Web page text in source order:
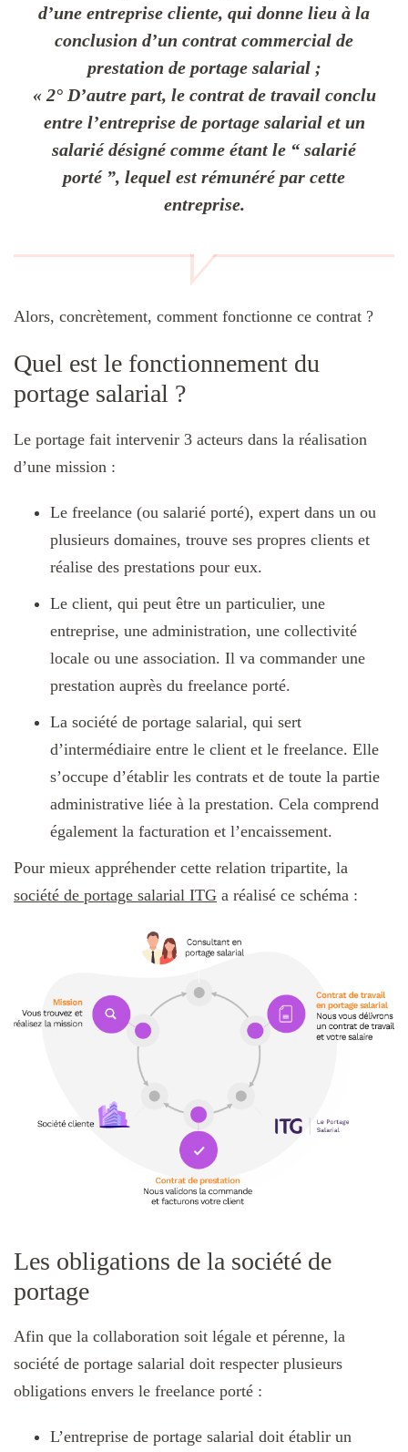
d’une entreprise cliente, qui donne lieu à la
conclusion d’un contrat commercial de
prestation de portage salarial ;
« 2° D’autre part, le contrat de travail conclu
entre l’entreprise de portage salarial et un
salarié désigné comme étant le “ salarié
porté ”, lequel est rémunéré par cette
entreprise.
Alors, concrètement, comment fonctionne ce contrat ?
Quel est le fonctionnement du
portage salarial ?
Le portage fait intervenir 3 acteurs dans la réalisation
d’une mission :
Le freelance (ou salarié porté), expert dans un ou
plusieurs domaines, trouve ses propres clients et
réalise des prestations pour eux.
Le client, qui peut être un particulier, une
entreprise, une administration, une collectivité
locale ou une association. Il va commander une
prestation auprès du freelance porté.
La société de portage salarial, qui sert
d’intermédiaire entre le client et le freelance. Elle
s’occupe d’établir les contrats et de toute la partie
administrative liée à la prestation. Cela comprend
également la facturation et l’encaissement.
Pour mieux appréhender cette relation tripartite, la
société de portage salarial ITG a réalisé ce schéma :
Les obligations de la société de
portage
Afin que la collaboration soit légale et pérenne, la
société de portage salarial doit respecter plusieurs
obligations envers le freelance porté :
L’entreprise de portage salarial doit établir un